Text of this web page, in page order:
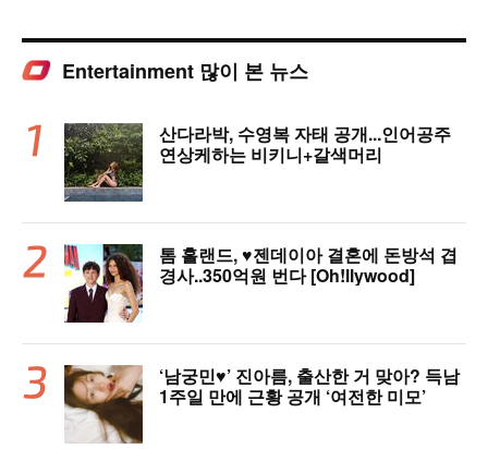
Entertainment 많이 본 뉴스
산다라박, 수영복 자태 공개...인어공주
연상케하는 비키니+갈색머리
톰 홀랜드, ♥︎젠데이아 결혼에 돈방석 겹
경사..350억원 번다 [Oh!llywood]
‘남궁민♥’ 진아름, 출산한 거 맞아? 득남
1주일 만에 근황 공개 ‘여전한 미모’